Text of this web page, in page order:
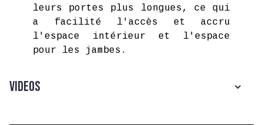
leurs portes plus longues, ce qui
a facilité l'accès et accru
l'espace intérieur et l'espace
pour les jambes.
Videos